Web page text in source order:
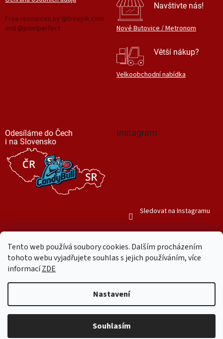
Tento web používá soubory cookies. Dalším procházením
tohoto webu vyjadřujete souhlas s jejich používáním, více
informacíZDE
Nastavení
Souhlasím
Free resources by @freepik.com
and @pixelperfect
Navštivte nás!
Nové Butovice / Metronom
Větší nákup?
Velkoobchodní nabídka
Odesíláme do Čech
i na Slovensko
Instagram
Sledovat na Instagramu
Copyright 2026Mr. Candy Bull. Všechna práva vyhrazena.Upravit
nastavení cookies